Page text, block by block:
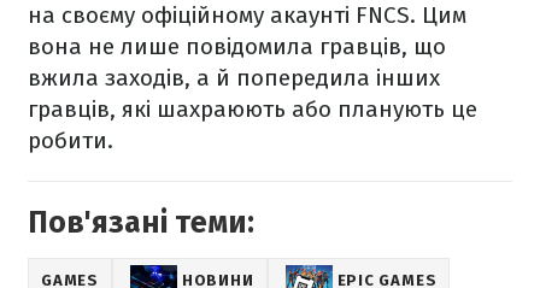
на своєму офіційному акаунті FNCS. Цим
вона не лише повідомила гравців, що
вжила заходів, а й попередила інших
гравців, які шахраюють або планують це
робити.
Пов'язані теми:
GAMES НОВИНИ EPIC GAMES